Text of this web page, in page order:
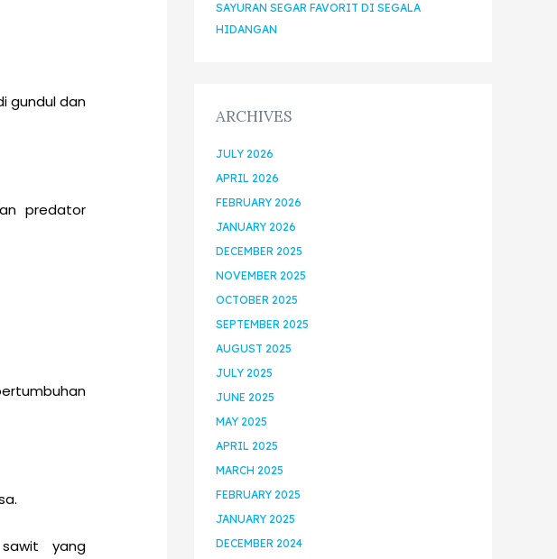
gundul dan
predator
yang
SAYURAN SEGAR FAVORIT DI SEGALA
HIDANGAN
ARCHIVES
JULY 2026
APRIL 2026
FEBRUARY 2026
JANUARY 2026
DECEMBER 2025
NOVEMBER 2025
OCTOBER 2025
SEPTEMBER 2025
AUGUST 2025
JULY 2025
JUNE 2025
MAY 2025
APRIL 2025
MARCH 2025
FEBRUARY 2025
JANUARY 2025
DECEMBER 2024